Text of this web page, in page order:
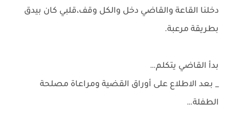
دخلنا القاعة والقاضي دخل والكل وقف،قلبي كان بيدق
بطريقة مرعبة.
بدأ القاضي يتكلم…
_ بعد الاطلاع على أوراق القضية ومراعاة مصلحة
الطفلة…